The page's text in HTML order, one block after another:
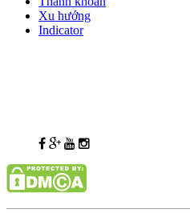
Xu hướng
Indicator